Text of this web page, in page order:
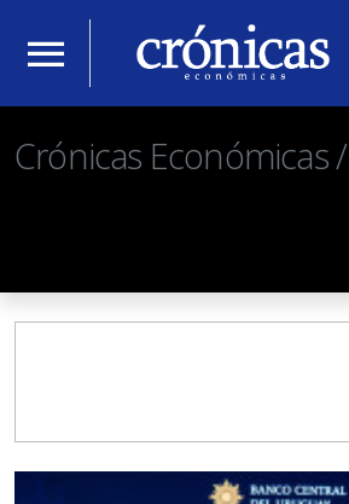
menu
Crónicas Económicas /